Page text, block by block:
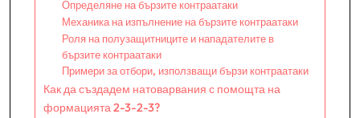
Определяне на бързите контраатаки
Механика на изпълнение на бързите контраатаки
Роля на полузащитниците и нападателите в
бързите контраатаки
Примери за отбори, използващи бързи контраатаки
Как да създадем натоварвания с помощта на
формацията 2-3-2-3?